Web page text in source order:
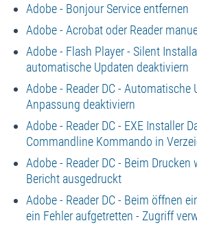
Adobe - Bonjour Service entfernen
Adobe - Acrobat oder Reader
Adobe - Flash Player - Silent
automatische Updaten deaktiviern
Adobe - Reader DC - Automatische
Anpassung deaktiviern
Adobe - Reader DC - EXE Installer
Commandline Kommando in
Adobe - Reader DC - Beim Drucken
Bericht ausgedruckt
Adobe - Reader DC - Beim öffnen
ein Fehler aufgetretten - Zugriff